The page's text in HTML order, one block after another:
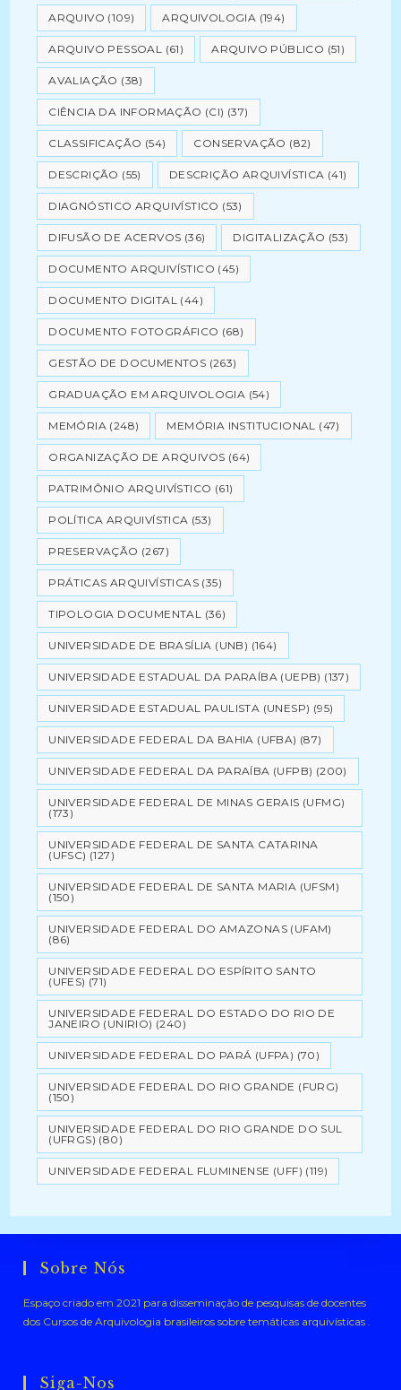
ARQUIVO (109) ARQUIVOLOGIA (194)
ARQUIVO PESSOAL (61) ARQUIVO PÚBLICO (51)
AVALIAÇÃO (38)
CIÊNCIA DA INFORMAÇÃO (CI) (37)
CLASSIFICAÇÃO (54) CONSERVAÇÃO (82)
DESCRIÇÃO (55) DESCRIÇÃO ARQUIVÍSTICA (41)
DIAGNÓSTICO ARQUIVÍSTICO (53)
DIFUSÃO DE ACERVOS (36) DIGITALIZAÇÃO (53)
DOCUMENTO ARQUIVÍSTICO (45)
DOCUMENTO DIGITAL (44)
DOCUMENTO FOTOGRÁFICO (68)
GESTÃO DE DOCUMENTOS (263)
GRADUAÇÃO EM ARQUIVOLOGIA (54)
MEMÓRIA (248) MEMÓRIA INSTITUCIONAL (47)
ORGANIZAÇÃO DE ARQUIVOS (64)
PATRIMÔNIO ARQUIVÍSTICO (61)
POLÍTICA ARQUIVÍSTICA (53)
PRESERVAÇÃO (267)
PRÁTICAS ARQUIVÍSTICAS (35)
TIPOLOGIA DOCUMENTAL (36)
UNIVERSIDADE DE BRASÍLIA (UNB) (164)
UNIVERSIDADE ESTADUAL DA PARAÍBA (UEPB) (137)
UNIVERSIDADE ESTADUAL PAULISTA (UNESP) (95)
UNIVERSIDADE FEDERAL DA BAHIA (UFBA) (87)
UNIVERSIDADE FEDERAL DA PARAÍBA (UFPB) (200)
UNIVERSIDADE FEDERAL DE MINAS GERAIS (UFMG)
(173)
UNIVERSIDADE FEDERAL DE SANTA CATARINA
(UFSC) (127)
UNIVERSIDADE FEDERAL DE SANTA MARIA (UFSM)
(150)
UNIVERSIDADE FEDERAL DO AMAZONAS (UFAM)
(86)
UNIVERSIDADE FEDERAL DO ESPÍRITO SANTO
(UFES) (71)
UNIVERSIDADE FEDERAL DO ESTADO DO RIO DE
JANEIRO (UNIRIO) (240)
UNIVERSIDADE FEDERAL DO PARÁ (UFPA) (70)
UNIVERSIDADE FEDERAL DO RIO GRANDE (FURG)
(150)
UNIVERSIDADE FEDERAL DO RIO GRANDE DO SUL
(UFRGS) (80)
UNIVERSIDADE FEDERAL FLUMINENSE (UFF) (119)
Sobre Nós
Espaço criado em 2021 para disseminação de pesquisas de docentes
dos Cursos de Arquivologia brasileiros sobre temáticas arquivísticas .
Siga-Nos